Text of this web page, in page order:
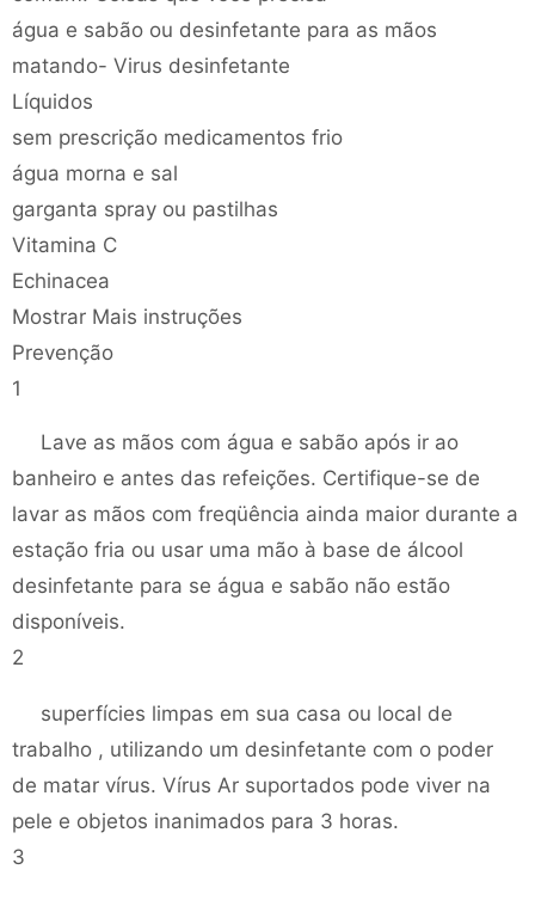
água e sabão ou desinfetante para as mãos
matando- Virus desinfetante
Líquidos
sem prescrição medicamentos frio
água morna e sal
garganta spray ou pastilhas
Vitamina C
Echinacea
Mostrar Mais instruções
Prevenção
1
Lave as mãos com água e sabão após ir ao
banheiro e antes das refeições. Certifique-se de
lavar as mãos com freqüência ainda maior durante a
estação fria ou usar uma mão à base de álcool
desinfetante para se água e sabão não estão
disponíveis.
2
superfícies limpas em sua casa ou local de
trabalho , utilizando um desinfetante com o poder
de matar vírus. Vírus Ar suportados pode viver na
pele e objetos inanimados para 3 horas.
3